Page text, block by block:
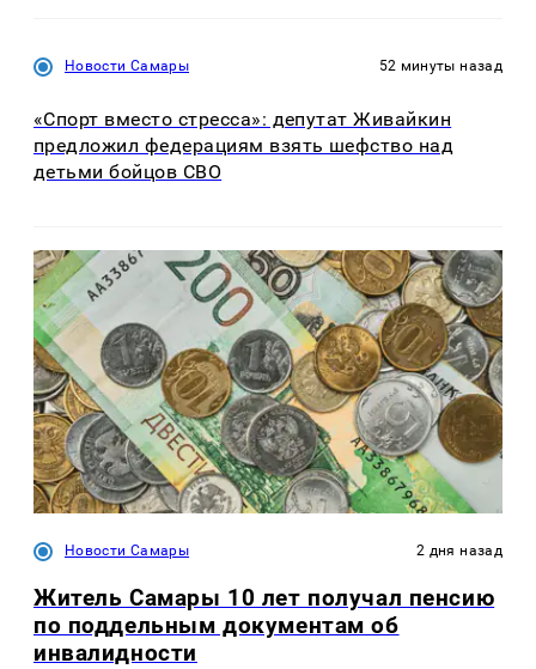
Новости Самары 52 минуты назад
«Спорт вместо стресса»: депутат Живайкин
предложил федерациям взять шефство над
детьми бойцов СВО
Новости Самары 2 дня назад
Житель Самары 10 лет получал пенсию
по поддельным документам об
инвалидности